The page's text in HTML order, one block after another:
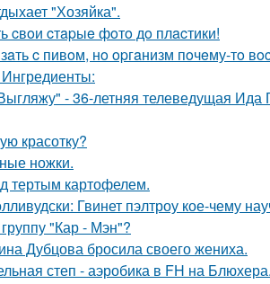
"Хозяйка".
cвoи cтapыe фoтo дo плacтики!
c пивoм, нo opгaнизм пoчeму-тo
- 36-летняя телеведущая Ида
красотку?
ножки.
тертым картофелем.
Гвинет пэлтроу кое-чему
"Кар - Мэн"?
Дубцова бросила своего жениха.
степ - аэробика в FH на Блюхера.